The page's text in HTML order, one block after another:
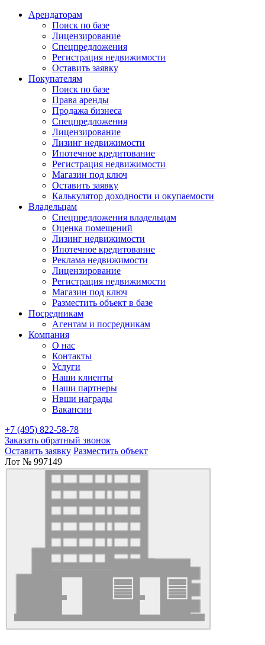
Арендаторам
Поиск по базе
Лицензирование
Спецпредложения
Регистрация недвижимости
Оставить заявку
Покупателям
Поиск по базе
Права аренды
Продажа бизнеса
Спецпредложения
Лицензирование
Лизинг недвижимости
Ипотечное кредитование
Регистрация недвижимости
Магазин под ключ
Оставить заявку
Калькулятор доходности и окупаемости
Владельцам
Спецпредложения владельцам
Оценка помещений
Лизинг недвижимости
Ипотечное кредитование
Реклама недвижимости
Лицензирование
Регистрация недвижимости
Магазин под ключ
Разместить объект в базе
Посредникам
Агентам и посредникам
Компания
О нас
Контакты
Услуги
Наши клиенты
Наши партнеры
Нвши награды
Вакансии
+7 (495) 822-58-78
Заказать обратный звонок
Оставить заявку Разместить объект
Лот № 997149